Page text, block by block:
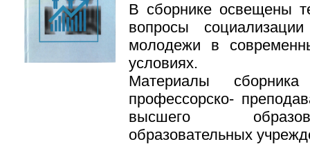
В сборнике освещены
вопросы
молодежи в
условиях.
Материалы
профессорско-
высшего
образовательных